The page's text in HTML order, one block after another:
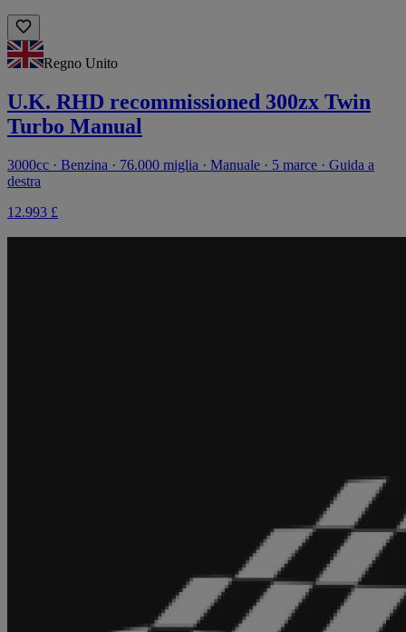
Regno Unito
U.K. RHD recommissioned 300zx Twin
Turbo Manual
3000cc · Benzina · 76.000 miglia · Manuale · 5 marce · Guida a
destra
12.993 £